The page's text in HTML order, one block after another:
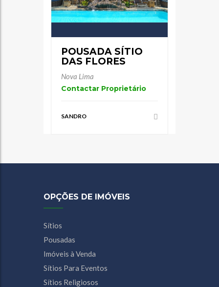
POUSADA SÍTIO
DAS FLORES
Nova Lima
Contactar Proprietário
SANDRO
OPÇÕES DE IMÓVEIS
Sítios
Pousadas
Imóveis à Venda
Sítios Para Eventos
Sítios Religiosos